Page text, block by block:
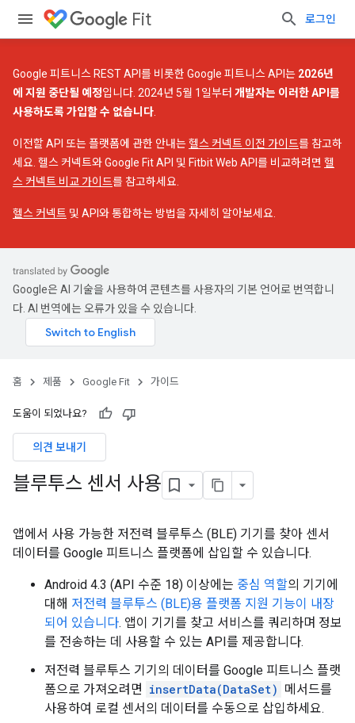
Fit 로그인
Google 피트니스 REST API를 비롯한 Google 피트니스 API는 2026년
에 지원 중단될 예정입니다. 2024년 5월 1일부터 개발자는 이러한 API를
사용하도록 가입할 수 없습니다
이전할 API 또는 플랫폼에 관한 안내는헬스 커넥트 이전 가이드를 참고하
세요. 헬스 커넥트와 Google Fit API 및 Fitbit Web API를 비교하려면 헬
스 커넥트 비교 가이드를 참고하세요.
헬스 커넥트 및 API와 통합하는 방법을 자세히 알아보세요.
Google은 AI 기술을 사용하여 콘텐츠를 사용자의 기본 언어로 번역합니
다. AI 번역에는 오류가 있을 수 있습니다.
홈 제품 Google Fit 가이드
도움이 되었나요?
의견 보내기
블루투스 센서 사용
앱에서 사용 가능한 저전력 블루투스 (BLE) 기기를 찾아 센서
데이터를 Google 피트니스 플랫폼에 삽입할 수 있습니다.
Android 4.3 (API 수준 18) 이상에는 중심 역할의 기기에
대해 저전력 블루투스 (BLE)용 플랫폼 지원 기능이 내장
되어 있습니다. 앱이 기기를 찾고 서비스를 쿼리하며 정보
를 전송하는 데 사용할 수 있는 API를 제공합니다.
저전력 블루투스 기기의 데이터를 Google 피트니스 플랫
폼으로 가져오려면 insertData(DataSet) 메서드를
사용하여 로컬 센서의 데이터를 수동으로 삽입하세요.